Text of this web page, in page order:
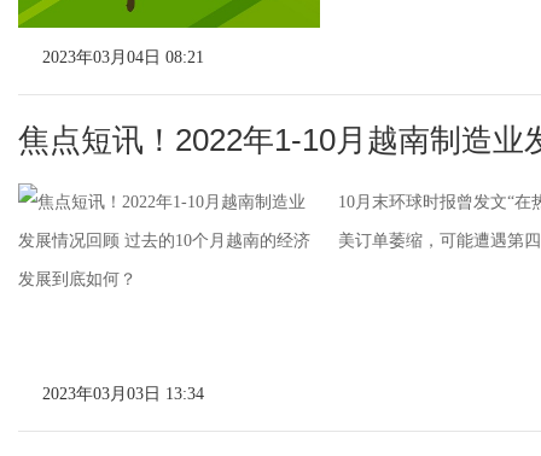
2023年03月04日 08:21
焦点短讯！2022年1-10月越南制造业
10月末环球时报曾发文“
美订单萎缩，可能遭遇第
2023年03月03日 13:34